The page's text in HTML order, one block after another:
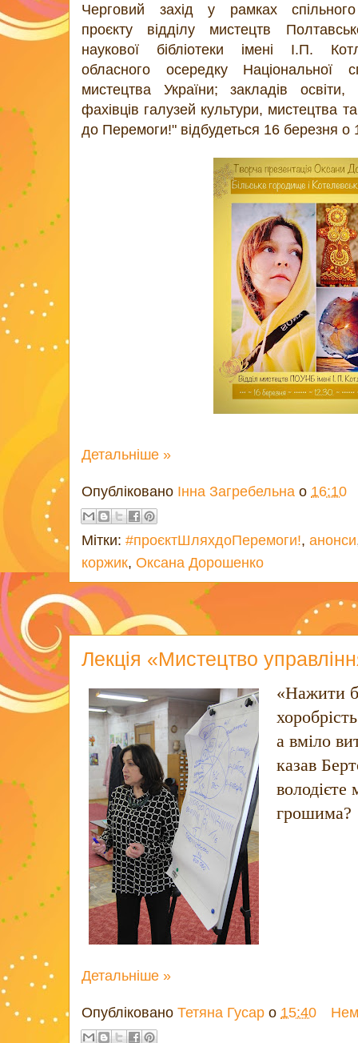
Черговий захід у рамках спільного
проєкту відділу мистецтв
наукової бібліотеки імені І.П.
обласного осередку Національної
мистецтва України; закладів
фахівців галузей культури, мистецтва
до Перемоги!" відбудеться 16 березня о
Детальніше »
Опубліковано Інна Загребельна о 16:10
Мітки: #проєктШляхдоПеремоги!, анонси
коржик, Оксана Дорошенко
Лекція «Мистецтво
«Нажити
а вміло
казав
грошима?
Детальніше »
Опубліковано Тетяна Гусар о 15:40